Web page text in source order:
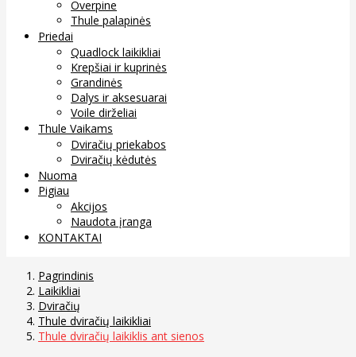
Overpine
Thule palapinės
Priedai
Quadlock laikikliai
Krepšiai ir kuprinės
Grandinės
Dalys ir aksesuarai
Voile dirželiai
Thule Vaikams
Dviračių priekabos
Dviračių kėdutės
Nuoma
Pigiau
Akcijos
Naudota įranga
KONTAKTAI
Pagrindinis
Laikikliai
Dviračių
Thule dviračių laikikliai
Thule dviračių laikiklis ant sienos